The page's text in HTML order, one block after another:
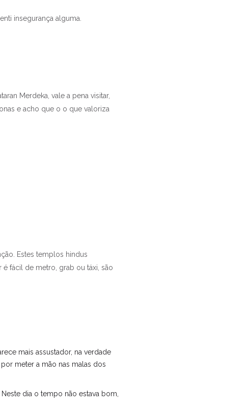
insegurança alguma.
Merdeka, vale a pena visitar,
e acho que o o que valoriza
Estes templos hindus
é fácil de metro, grab ou táxi, são
mais assustador, na verdade
meter a mão nas malas dos
dia o tempo não estava bom,